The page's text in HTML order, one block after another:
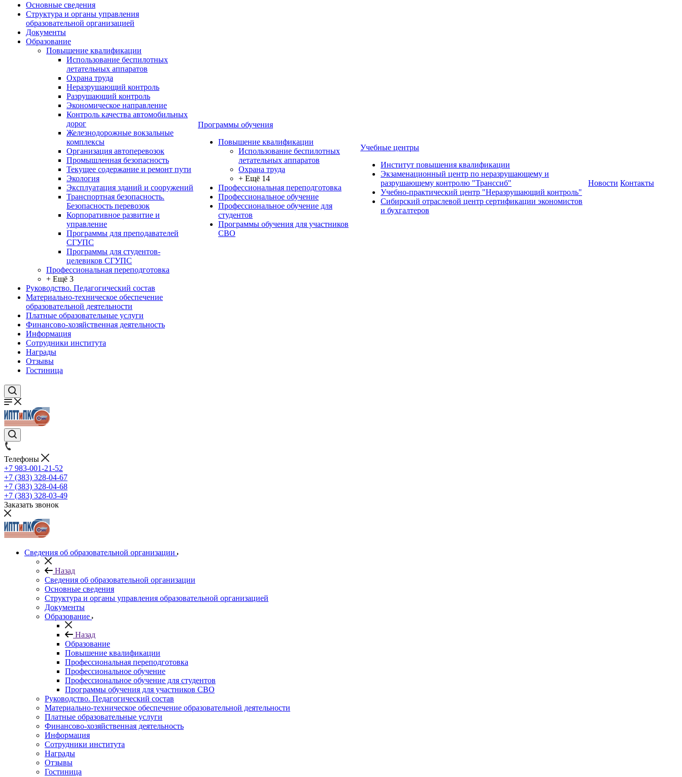
Основные сведения
Структура и органы управления
образовательной организацией
Документы
Образование
Повышение квалификации
Использование беспилотных
летательных аппаратов
Охрана труда
Неразрушающий контроль
Разрушающий контроль
Экономическое направление
Контроль качества автомобильных
дорог
Железнодорожные вокзальные
комплексы
Организация автоперевозок
Промышленная безопасность
Текущее содержание и ремонт пути
Экология
Эксплуатация зданий и сооружений
Транспортная безопасность.
Безопасность перевозок
Корпоративное развитие и
управление
Программы для преподавателей
СГУПС
Программы для студентов-
целевиков СГУПС
Профессиональная переподготовка
+ Ещё 3
Руководство. Педагогический состав
Материально-техническое обеспечение
образовательной деятельности
Платные образовательные услуги
Финансово-хозяйственная деятельность
Информация
Сотрудники института
Награды
Отзывы
Гостиница
Программы обучения
Повышение квалификации
Использование беспилотных
летательных аппаратов
Охрана труда
+ Ещё 14
Профессиональная переподготовка
Профессиональное обучение
Профессиональное обучение для
студентов
Программы обучения для участников
СВО
Учебные центры
Институт повышения квалификации
Экзаменационный центр по неразрушающему и
разрушающему контролю "Транссиб"
Учебно-практический центр "Неразрушающий контроль"
Сибирский отраслевой центр сертификации экономистов
и бухгалтеров
Новости Контакты
Телефоны
+7 983-001-21-52
+7 (383) 328-04-67
+7 (383) 328-04-68
+7 (383) 328-03-49
Заказать звонок
Сведения об образовательной организации
Назад
Сведения об образовательной организации
Основные сведения
Структура и органы управления образовательной организацией
Документы
Образование
Назад
Образование
Повышение квалификации
Профессиональная переподготовка
Профессиональное обучение
Профессиональное обучение для студентов
Программы обучения для участников СВО
Руководство. Педагогический состав
Материально-техническое обеспечение образовательной деятельности
Платные образовательные услуги
Финансово-хозяйственная деятельность
Информация
Сотрудники института
Награды
Отзывы
Гостиница